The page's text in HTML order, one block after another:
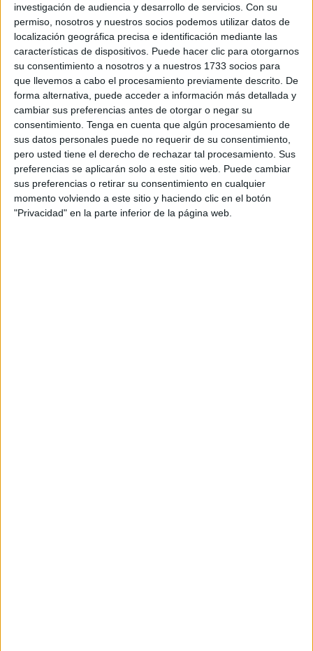
investigación de audiencia y desarrollo de servicios. Con su
permiso, nosotros y nuestros socios podemos utilizar datos de
localización geográfica precisa e identificación mediante las
características de dispositivos. Puede hacer clic para otorgarnos
su consentimiento a nosotros y a nuestros 1733 socios para
que llevemos a cabo el procesamiento previamente descrito. De
forma alternativa, puede acceder a información más detallada y
cambiar sus preferencias antes de otorgar o negar su
consentimiento. Tenga en cuenta que algún procesamiento de
sus datos personales puede no requerir de su consentimiento,
pero usted tiene el derecho de rechazar tal procesamiento. Sus
preferencias se aplicarán solo a este sitio web. Puede cambiar
sus preferencias o retirar su consentimiento en cualquier
momento volviendo a este sitio y haciendo clic en el botón
"Privacidad" en la parte inferior de la página web.
Interviniendo en la apertura de la 2ª edición del foro MD
Sahara bajo el lema "Marruecos en África, una elección
Real para un continente global e integrado", Miraoui
señaló que este aumento sostenido del número global de
estudiantes africanos en las universidades e instituciones
de enseñanza superior marroquíes, refleja la implicación
efectiva del Reino en el refuerzo de sus vínculos de
cooperación con los socios del continente, y ello, en el
marco de los programas de movilidad de estudiantes y
profesores-investigadores.
En este contexto, Miraoui afirmó que la asociación entre